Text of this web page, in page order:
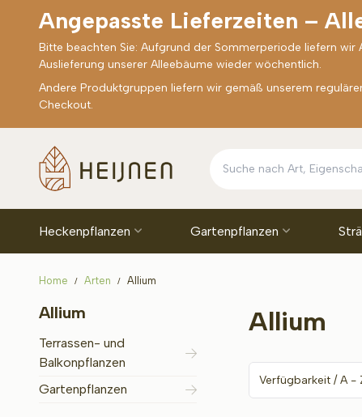
Heckenpflanzen Gartenpflanzen
Angepasste Lieferzeiten –
Bitte beachten Sie: Aufgrund der Sommerperiode liefern
Auslieferung unserer Alleebäume wieder wöchentlich.
Andere Produktgruppen liefern wir gemäß unserem
Checkout.
Home Arten Allium
Allium
Terrassen- und
Balkonpflanzen
Gartenpflanzen
Allium